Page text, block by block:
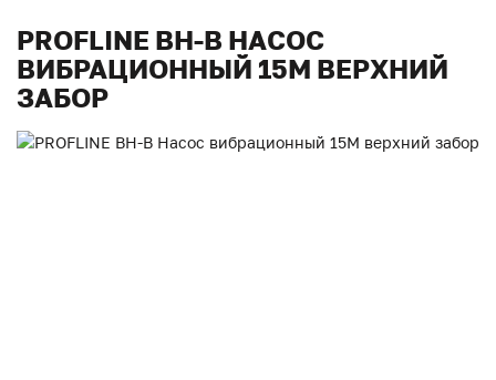
PROFLINE BH-В НАСОС
ВИБРАЦИОННЫЙ 15M ВЕРХНИЙ
ЗАБОР